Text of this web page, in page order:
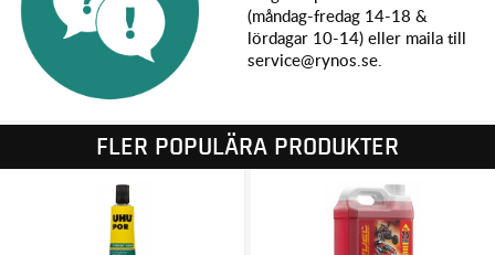
(måndag-fredag 14-18 &
lördagar 10-14) eller maila till
service@rynos.se.
FLER POPULÄRA PRODUKTER